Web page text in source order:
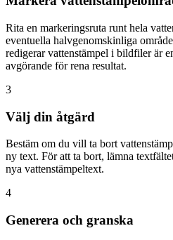
Rita en markeringsruta runt hela
eventuella halvgenomskinliga
redigerar vattenstämpel i bildfiler är
avgörande för rena resultat.
3
Välj din åtgärd
Bestäm om du vill ta bort
ny text. För att ta bort, lämna
nya vattenstämpeltext.
4
Generera och granska